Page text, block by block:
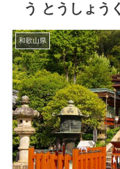
う とうしょう
和歌山県